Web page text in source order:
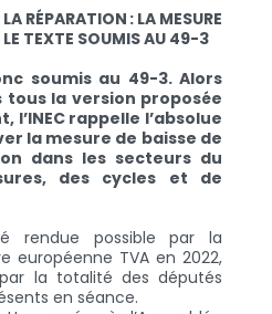
RÉPARATION : LA MESURE
TEXTE SOUMIS AU 49-3
soumis au 49-3. Alors
la version proposée
rappelle l’absolue
la mesure de baisse de
dans les secteurs du
des cycles et de
rendue possible par la
européenne TVA en 2022,
la totalité des députés
en séance.